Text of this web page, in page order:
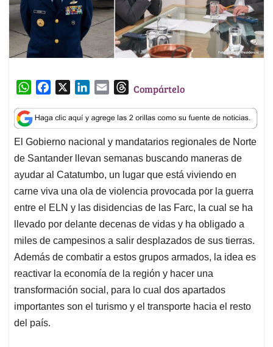
W
a
t
s
A
p
p
c
e
b
o
o
k
n
k
e
d
I
n
a
i
l
T
r
e
a
d
s
Compártelo
El Gobierno nacional y mandatarios regionales de Norte
de Santander llevan semanas buscando maneras de
ayudar al Catatumbo, un lugar que está viviendo en
carne viva una ola de violencia provocada por la guerra
entre el ELN y las disidencias de las Farc, la cual se ha
llevado por delante decenas de vidas y ha obligado a
miles de campesinos a salir desplazados de sus tierras.
Además de combatir a estos grupos armados, la idea es
reactivar la economía de la región y hacer una
transformación social, para lo cual dos apartados
importantes son el turismo y el transporte hacia el resto
del país.